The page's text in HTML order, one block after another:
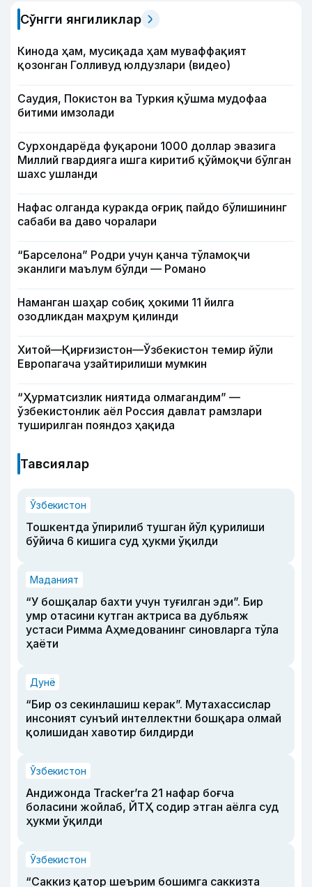
Сўнгги янгиликлар
Кинода ҳам, мусиқада ҳам муваффақият
қозонган Голливуд юлдузлари (видео)
Саудия, Покистон ва Туркия қўшма мудофаа
битими имзолади
Сурхондарёда фуқарони 1000 доллар эвазига
Миллий гвардияга ишга киритиб қўймоқчи бўлган
шахс ушланди
Нафас олганда куракда оғриқ пайдо бўлишининг
сабаби ва даво чоралари
“Барселона” Родри учун қанча тўламоқчи
эканлиги маълум бўлди — Романо
Наманган шаҳар собиқ ҳокими 11 йилга
озодликдан маҳрум қилинди
Хитой—Қирғизистон—Ўзбекистон темир йўли
Европагача узайтирилиши мумкин
“Ҳурматсизлик ниятида олмагандим” —
ўзбекистонлик аёл Россия давлат рамзлари
туширилган пояндоз ҳақида
Тавсиялар
Ўзбекистон
Тошкентда ўпирилиб тушган йўл қурилиши
бўйича 6 кишига суд ҳукми ўқилди
Маданият
“У бошқалар бахти учун туғилган эди”. Бир
умр отасини кутган актриса ва дубльяж
устаси Римма Аҳмедованинг синовларга тўла
ҳаёти
Дунё
“Бир оз секинлашиш керак”. Мутахассислар
инсоният сунъий интеллектни бошқара олмай
қолишидан хавотир билдирди
Ўзбекистон
Андижонда Tracker’га 21 нафар боғча
боласини жойлаб, ЙТҲ содир этган аёлга суд
ҳукми ўқилди
Ўзбекистон
“Саккиз қатор шеърим бошимга саккизта